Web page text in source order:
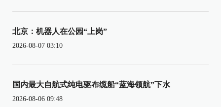
北京：机器人在公园“上岗”
2026-08-07 03:10
国内最大自航式纯电驱布缆船“蓝海领航”下水
2026-08-06 09:48